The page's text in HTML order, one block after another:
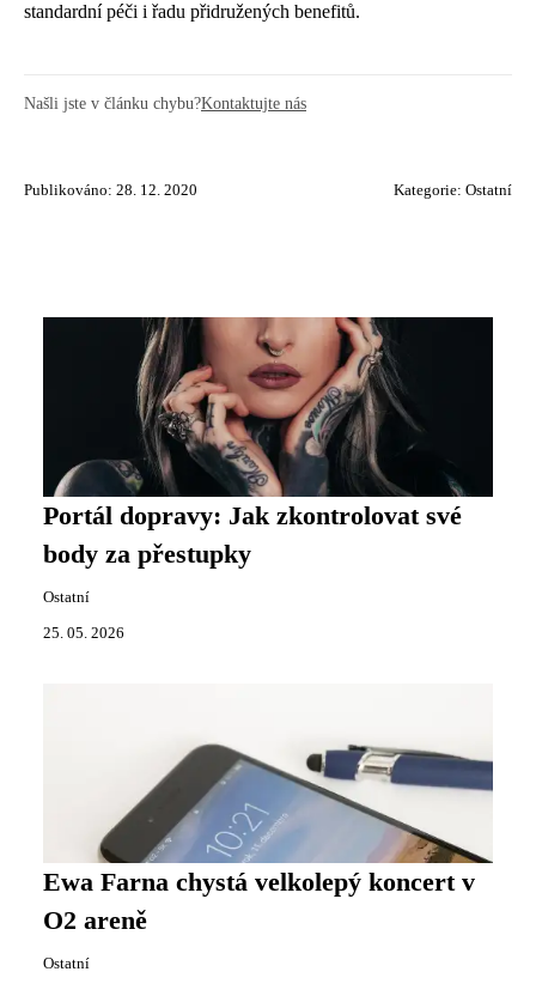
standardní péči i řadu přidružených benefitů.
Našli jste v článku chybu?Kontaktujte nás
Publikováno: 28. 12. 2020 Kategorie: Ostatní
Portál dopravy: Jak zkontrolovat své
body za přestupky
Ostatní
25. 05. 2026
Ewa Farna chystá velkolepý koncert v
O2 areně
Ostatní